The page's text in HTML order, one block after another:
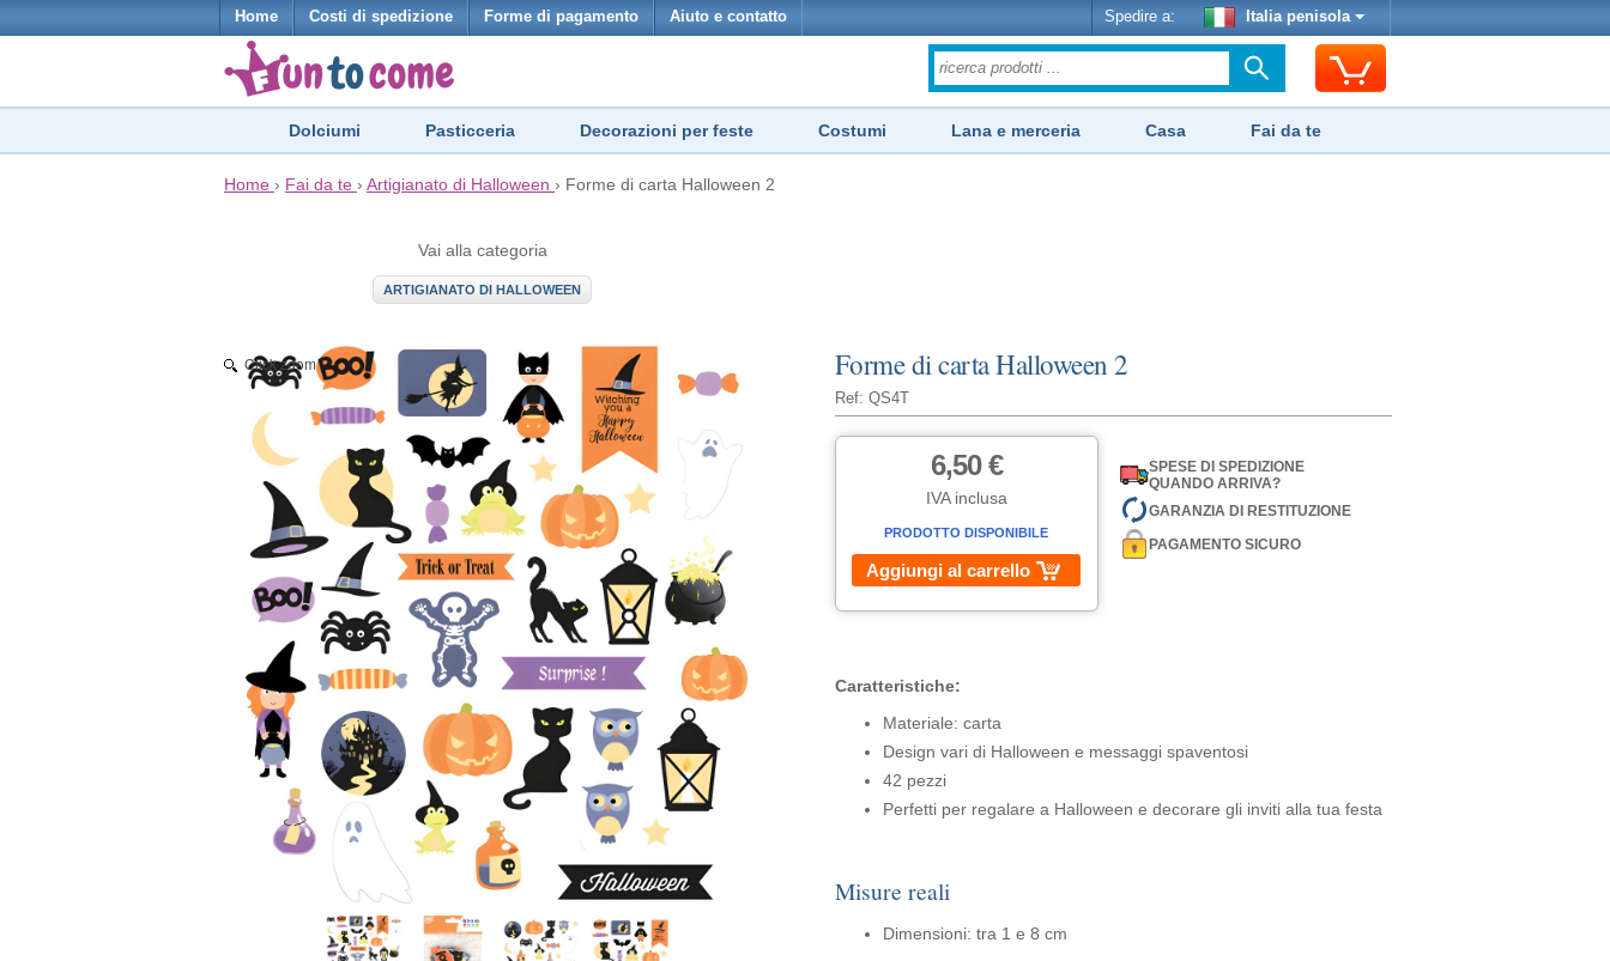
Home Costi di spedizione Forme di pagamento Aiuto e contatto Spedire a: Italia penisola
Dolciumi Pasticceria Decorazioni per feste Costumi Lana e merceria Casa Fai da te
Home › Fai da te › Artigianato di Halloween › Forme di carta Halloween 2
Vai alla categoria
ARTIGIANATO DI HALLOWEEN
Forme di carta Halloween 2
Ref: QS4T
Click zoom
6,50 €
IVA inclusa
PRODOTTO DISPONIBILE
Aggiungi al carrello
SPESE DI SPEDIZIONE
QUANDO ARRIVA?
GARANZIA DI RESTITUZIONE
PAGAMENTO SICURO
Caratteristiche:
Materiale: carta
Design vari di Halloween e messaggi spaventosi
42 pezzi
Perfetti per regalare a Halloween e decorare gli inviti alla tua festa
Misure reali
Dimensioni: tra 1 e 8 cm